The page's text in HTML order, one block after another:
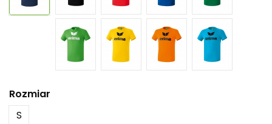
Rozmiar
S